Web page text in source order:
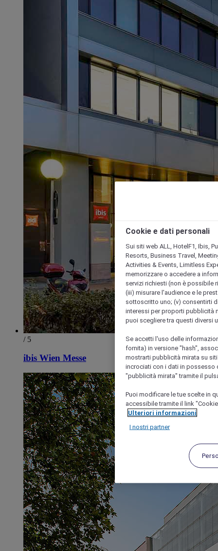
/ 5
ibis Wien Messe
Cookie e dati personali
Sui siti web ALL, HotelF1, Ibis,
Resorts, Business Travel,
Activities & Events, Limitless
memorizzare o accedere a
servizi richiesti (non è possibile
(iii) misurare l'audience e le
sottoscritto uno; (v) consentirti
interessi per proporti pubblicità
puoi scegliere tra questi diversi
Se accetti l'uso delle
fornita) in versione "hash",
mostrarti pubblicità mirata su
incrociati con i dati in possesso
"pubblicità mirata" tramite il
Puoi modificare le tue scelte in
accessibile tramite il link
Ulteriori informazioni
I nostri partner